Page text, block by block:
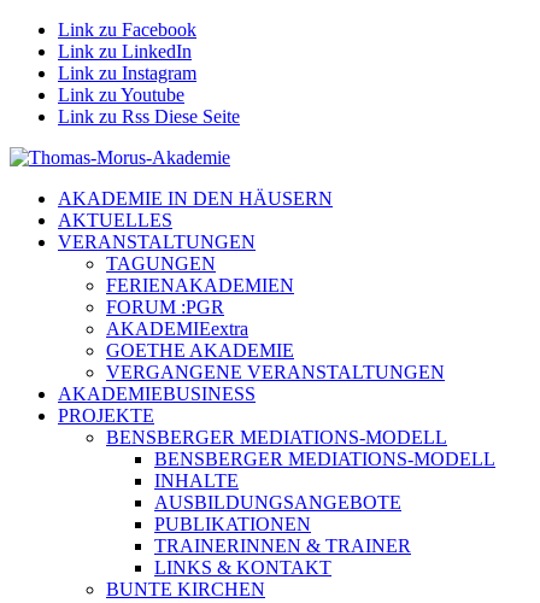
Link zu Facebook
Link zu LinkedIn
Link zu Instagram
Link zu Youtube
Link zu Rss Diese Seite
AKADEMIE IN DEN HÄUSERN
AKTUELLES
VERANSTALTUNGEN
TAGUNGEN
FERIENAKADEMIEN
FORUM :PGR
AKADEMIEextra
GOETHE AKADEMIE
VERGANGENE VERANSTALTUNGEN
AKADEMIEBUSINESS
PROJEKTE
BENSBERGER MEDIATIONS-MODELL
BENSBERGER MEDIATIONS-MODELL
INHALTE
AUSBILDUNGSANGEBOTE
PUBLIKATIONEN
TRAINERINNEN & TRAINER
LINKS & KONTAKT
BUNTE KIRCHEN